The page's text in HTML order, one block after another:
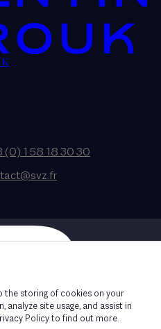
(0) 1 58 18 30 30
by Bonhomme
the storing of cookies on your
analyze site usage, and assist in
Policy to find out more.